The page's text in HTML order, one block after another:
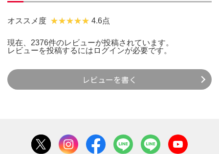
オススメ度 4.6点
現在、2376件のレビューが投稿されています。
レビューを投稿するには ログインが必要です。
レビューを書く